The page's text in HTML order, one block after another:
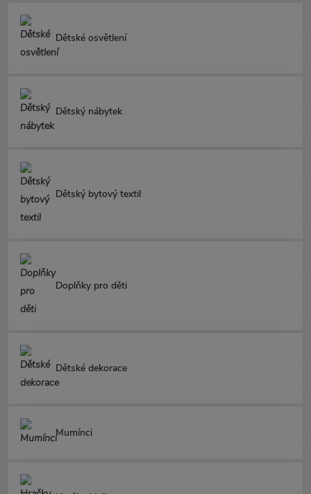
Dětské osvětlení
Dětský nábytek
Dětský bytový textil
Doplňky pro děti
Dětské dekorace
Mumínci